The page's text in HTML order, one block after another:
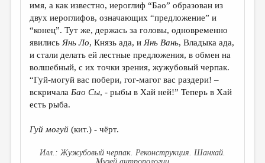
имя, а как известно, иероглиф “Бао” образован из
двух иероглифов, означающих “предложение” и
“конец”. Тут же, держась за головы, одновременно
явились Янь Ло, Князь ада, и Янь Вань, Владыка ада,
и стали делать ей лестные предложения, в обмен на
волшебный, с их точки зрения, жужубовый черпак.
“Гуй-могуй вас побери, гог-магог вас раздери! –
вскричала Бао Сы, - рыбы в Хай ней!” Теперь в Хай
есть рыба.
Гуй могуй (кит.) - чёрт.
Жужубовый черпак. Реконструкция. Шанхай.